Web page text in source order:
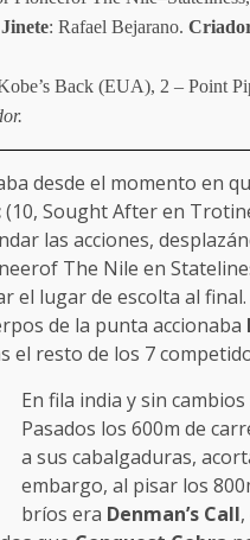
Jinete: Rafael Bejarano.
Back (EUA), 2 – Point
desde el momento en
(10, Sought After en
las acciones,
The Nile en
el lugar de escolta al
de la punta accionaba
el resto de los 7
En fila india y sin
Pasados los 600m de
a sus cabalgaduras,
embargo, al pisar los
bríos era Denman’s Call